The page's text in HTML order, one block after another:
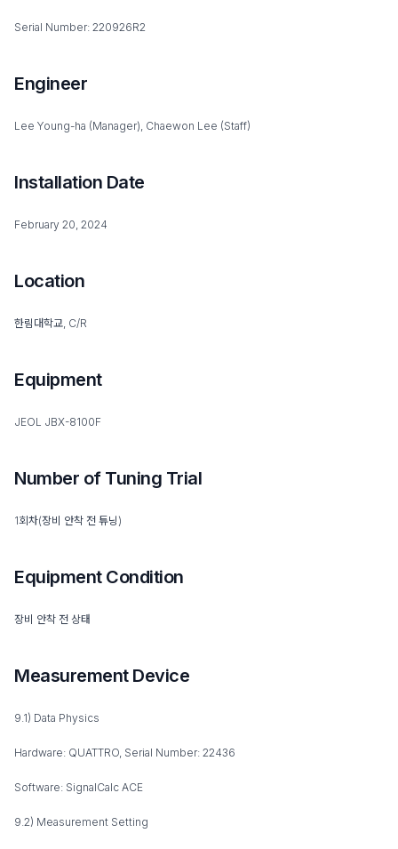
Serial Number: 220926R2
Engineer
Lee Young-ha (Manager), Chaewon Lee (Staff)
Installation Date
February 20, 2024
Location
한림대학교, C/R
Equipment
JEOL JBX-8100F
Number of Tuning Trial
1회차(장비 안착 전 튜닝)
Equipment Condition
장비 안착 전 상태
Measurement Device
9.1) Data Physics
Hardware: QUATTRO, Serial Number: 22436
Software: SignalCalc ACE
9.2) Measurement Setting